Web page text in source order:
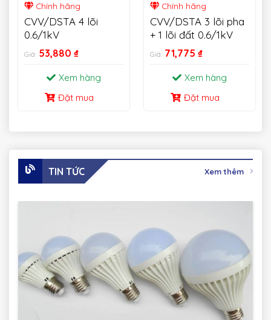
Chính hãng
CVV/DSTA 4 lõi
0.6/1kV
Giá: 53,880 ₫
Xem hàng
Đặt mua
Chính hãng
CVV/DSTA 3 lõi pha
+ 1 lõi đất 0.6/1kV
Giá: 71,775 ₫
Xem hàng
Đặt mua
TIN TỨC Xem thêm